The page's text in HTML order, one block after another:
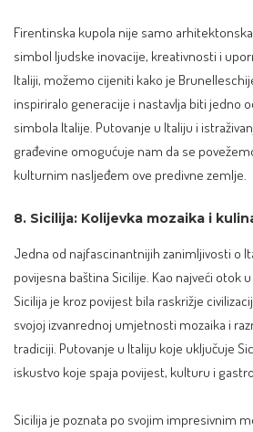
Firentinska kupola nije samo
simbol ljudske inovacije, kreativnosti i
Italiji, možemo cijeniti kako je
inspiriralo generacije i nastavlja biti jedno
simbola Italije. Putovanje u Italiju i
građevine omogućuje nam da se
kulturnim nasljeđem ove predivne zemlje.
8. Sicilija: Kolijevka mozaika i
Jedna od najfascinantnijih zanimljivosti o
povijesna baština Sicilije. Kao najveći otok
Sicilija je kroz povijest bila raskrižje
svojoj izvanrednoj umjetnosti mozaika i
tradiciji. Putovanje u Italiju koje uključuje
iskustvo koje spaja povijest, kulturu i
Sicilija je poznata po svojim impresivnim